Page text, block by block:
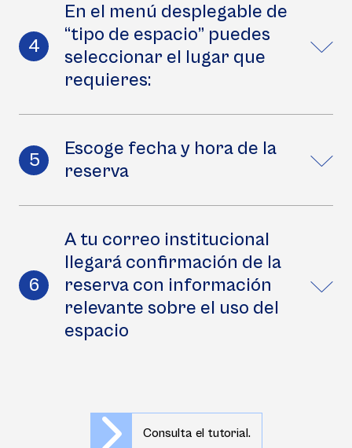
En el menú desplegable de
“tipo de espacio” puedes
seleccionar el lugar que
requieres:
Escoge fecha y hora de la
reserva
A tu correo institucional
llegará confirmación de la
reserva con información
relevante sobre el uso del
espacio
Consulta el tutorial.